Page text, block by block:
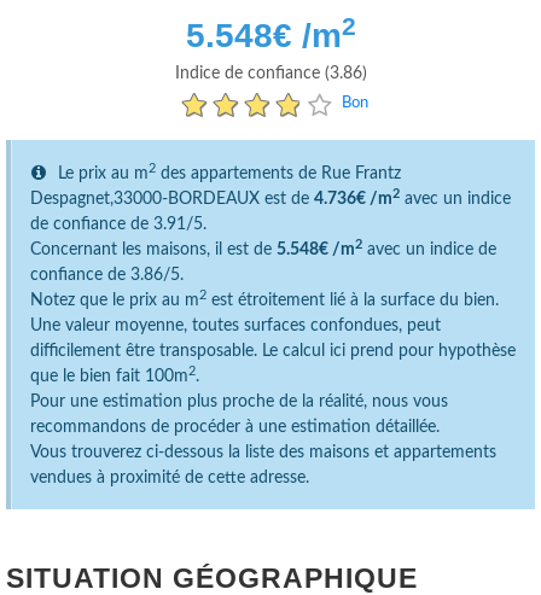
5.548€ /m2
Indice de confiance (3.86)
Bon
Le prix au m 2 des appartements de Rue Frantz
Despagnet,33000-BORDEAUX est de 4.736€ /m2 avec un indice
de confiance de 3.91/5.
Concernant les maisons, il est de 5.548€ /m2 avec un indice de
confiance de 3.86/5.
Notez que le prix au m 2 est étroitement lié à la surface du bien.
Une valeur moyenne, toutes surfaces confondues, peut
difficilement être transposable. Le calcul ici prend pour hypothèse
que le bien fait 100m 2.
Pour une estimation plus proche de la réalité, nous vous
recommandons de procéder à une estimation détaillée.
Vous trouverez ci-dessous la liste des maisons et appartements
vendues à proximité de cette adresse.
SITUATION GÉOGRAPHIQUE